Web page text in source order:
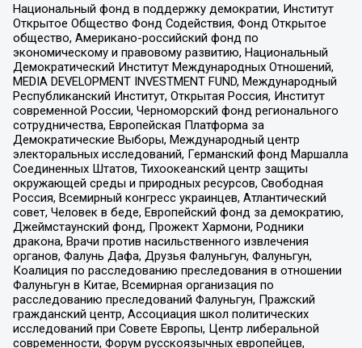
Национальный фонд в поддержку демократии, Институт
Открытое Общество Фонд Содействия, Фонд Открытое
общество, Американо-российский фонд по
экономическому и правовому развитию, Национальный
Демократический Институт Международных Отношений,
MEDIA DEVELOPMENT INVESTMENT FUND, Международный
Республиканский Институт, Открытая Россия, Институт
современной России, Черноморский фонд регионального
сотрудничества, Европейская Платформа за
Демократические Выборы, Международный центр
электоральных исследований, Германский фонд Маршалла
Соединенных Штатов, Тихоокеанский центр защиты
окружающей среды и природных ресурсов, Свободная
Россия, Всемирный конгресс украинцев, Атлантический
совет, Человек в беде, Европейский фонд за демократию,
Джеймстаунский фонд, Прожект Хармони, Родники
дракона, Врачи против насильственного извлечения
органов, Фалунь Дафа, Друзья Фалуньгун, Фалуньгун,
Коалиция по расследованию преследования в отношении
Фалуньгун в Китае, Всемирная организация по
расследованию преследований Фалуньгун, Пражский
гражданский центр, Ассоциация школ политических
исследований при Совете Европы, Центр либеральной
современности, Форум русскоязычных европейцев,